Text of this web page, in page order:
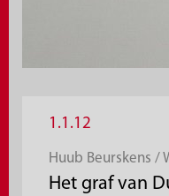
1.1.12
Huub Beurskens /
Het graf van